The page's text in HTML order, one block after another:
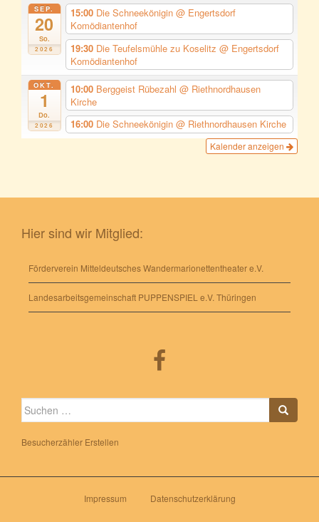
SEP.
20
So.
2026
15:00 Die Schneekönigin @ Engertsdorf
Komödiantenhof
19:30 Die Teufelsmühle zu Koselitz @ Engertsdorf
Komödiantenhof
OKT.
1
Do.
2026
10:00 Berggeist Rübezahl @ Riethnordhausen
Kirche
16:00 Die Schneekönigin @ Riethnordhausen Kirche
Kalender anzeigen
Hier sind wir Mitglied:
Förderverein Mitteldeutsches Wandermarionettentheater e.V.
Landesarbeitsgemeinschaft PUPPENSPIEL e.V. Thüringen
Suche
nach:
Besucherzähler Erstellen
Impressum Datenschutzerklärung